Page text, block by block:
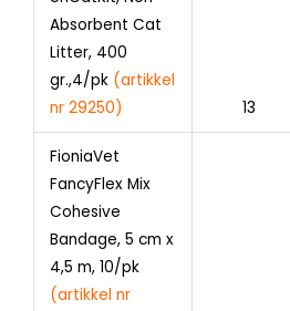
Absorbent Cat
Litter, 400
gr.,4/pk (artikkel
nr 29250)
13
FioniaVet
FancyFlex Mix
Cohesive
Bandage, 5 cm x
4,5 m, 10/pk
(artikkel nr